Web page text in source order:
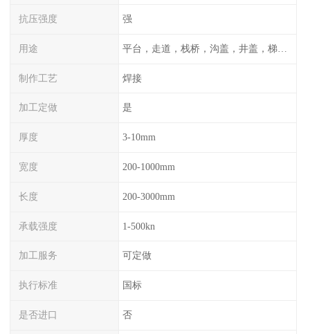
抗压强度 强
用途 平台，走道，栈桥，沟盖，井盖，梯子，围栏等
制作工艺 焊接
加工定做 是
厚度 3-10mm
宽度 200-1000mm
长度 200-3000mm
承载强度 1-500kn
加工服务 可定做
执行标准 国标
是否进口 否